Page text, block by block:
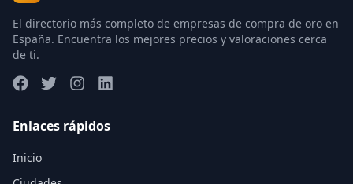
El directorio más completo de empresas de compra de oro en
España. Encuentra los mejores precios y valoraciones cerca
de ti.
Enlaces rápidos
Inicio